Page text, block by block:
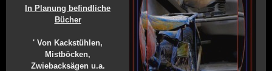
Klassische Motorräder als Kunstobjekte
- 05605-8064434 -
In Planung befindliche
Bücher
' Von Kackstühlen,
Mistböcken,
Zwiebacksägen u.a.